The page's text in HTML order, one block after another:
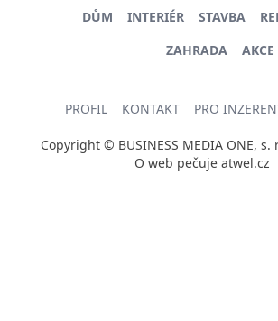
DŮM INTERIÉR STAVBA
ZAHRADA
AKCE
PROFIL KONTAKT PRO
Copyright © BUSINESS MEDIA ONE, s.